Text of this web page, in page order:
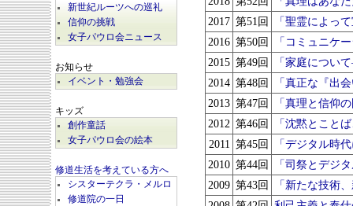
新世紀ルーツへの巡礼
信仰の挑戦
女子パウロ会ニュース
お知らせ
イベント・勉強会
キッズ
創作童話
女子パウロ会の絵本
修道生活を考えている方へ
シスターテクラ・メルロ
修道院の一日
2017 第51回
「聖霊によっ
2016 第50回
「コミュニケ
2015 第49回
「家庭につい
2014 第48回
「真正な『出
2013 第47回
「真理と信仰
2012 第46回
「沈黙とこと
2011 第45回
「デジタル時
2010 第44回
「司祭とデジ
2009 第43回
「新たな技術